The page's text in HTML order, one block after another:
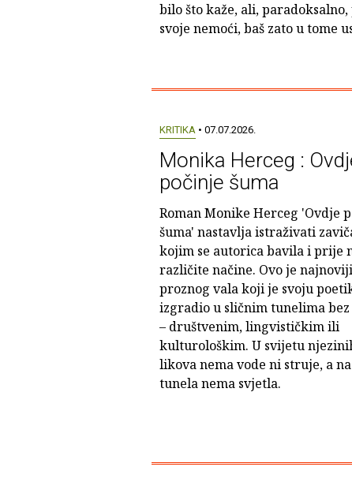
bilo što kaže, ali,
svoje nemoći, baš zato u tome
KRITIKA• 07.07.2026.
Monika Herceg :
počinje šuma
Roman Monike Herceg 'Ovdje
šuma' nastavlja istraživati
kojim se autorica bavila i prije
različite načine. Ovo je
proznog vala koji je svoju
izgradio u sličnim tunelima
– društvenim, lingvističkim ili
kulturološkim. U svijetu
likova nema vode ni struje, a
tunela nema svjetla.